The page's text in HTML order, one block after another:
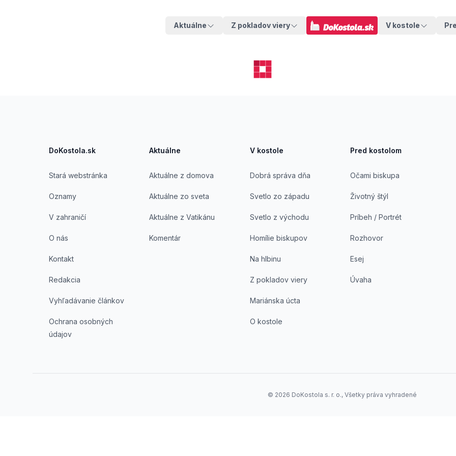
Aktuálne Z pokladov viery V kostole
DoKostola.sk
Stará webstránka
Oznamy
V zahraničí
O nás
Kontakt
Redakcia
Vyhľadávanie článkov
Ochrana osobných
údajov
Aktuálne
Aktuálne z domova
Aktuálne zo sveta
Aktuálne z Vatikánu
Komentár
V kostole
Dobrá správa dňa
Svetlo zo západu
Svetlo z východu
Homílie biskupov
Na hlbinu
Z pokladov viery
Mariánska úcta
O kostole
Pred kostolom
Očami biskupa
Životný štýl
Príbeh / Portrét
Rozhovor
Esej
Úvaha
© 2026 DoKostola s. r. o., Všetky práva vyhradené